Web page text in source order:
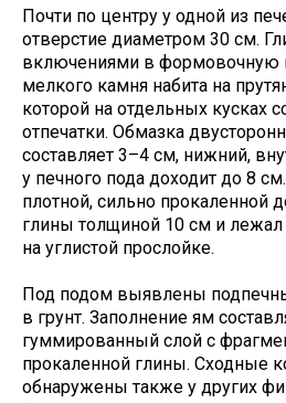
Почти по центру у одной из
отверстие диаметром 30 см.
включениями в формовочную
мелкого камня набита на
которой на отдельных кусках
отпечатки. Обмазка
составляет 3–4 см, нижний,
у печного пода доходит до 8
плотной, сильно прокаленной
глины толщиной 10 см и лежал
на углистой прослойке.
Под подом выявлены
в грунт. Заполнение ям
гуммированный слой с
прокаленной глины. Сходные
обнаружены также у других